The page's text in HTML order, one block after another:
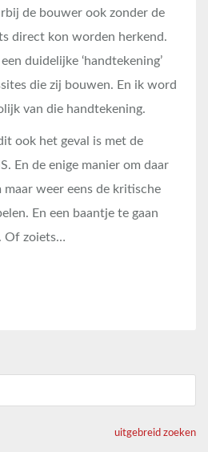
de bouwer ook zonder de
direct kon worden herkend.
duidelijke ‘handtekening’
die zij bouwen. En ik word
van die handtekening.
ook het geval is met de
En de enige manier om daar
weer eens de kritische
En een baantje te gaan
Of zoiets…
uitgebreid zoeken